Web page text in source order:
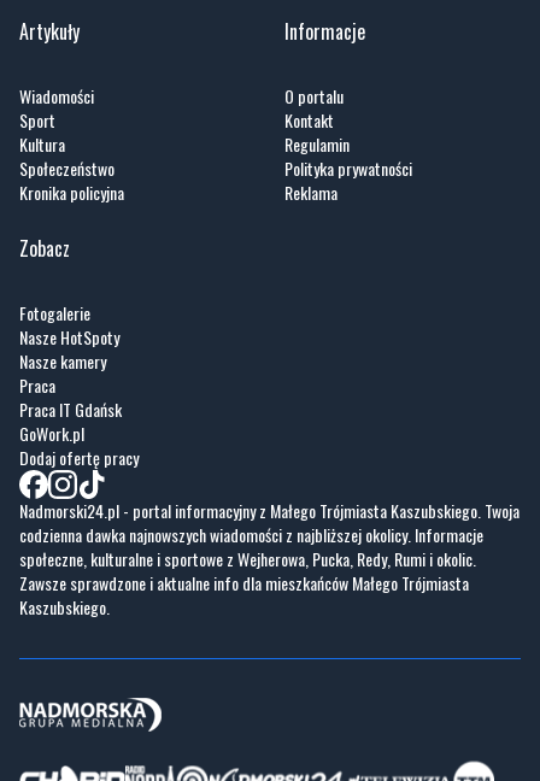
Artykuły
Wiadomości
Sport
Kultura
Społeczeństwo
Kronika policyjna
Informacje
O portalu
Kontakt
Regulamin
Polityka prywatności
Reklama
Zobacz
Fotogalerie
Nasze HotSpoty
Nasze kamery
Praca
Praca IT Gdańsk
GoWork.pl
Dodaj ofertę pracy
Nadmorski24.pl - portal informacyjny z Małego Trójmiasta Kaszubskiego. Twoja
codzienna dawka najnowszych wiadomości z najbliższej okolicy. Informacje
społeczne, kulturalne i sportowe z Wejherowa, Pucka, Redy, Rumi i okolic.
Zawsze sprawdzone i aktualne info dla mieszkańców Małego Trójmiasta
Kaszubskiego.